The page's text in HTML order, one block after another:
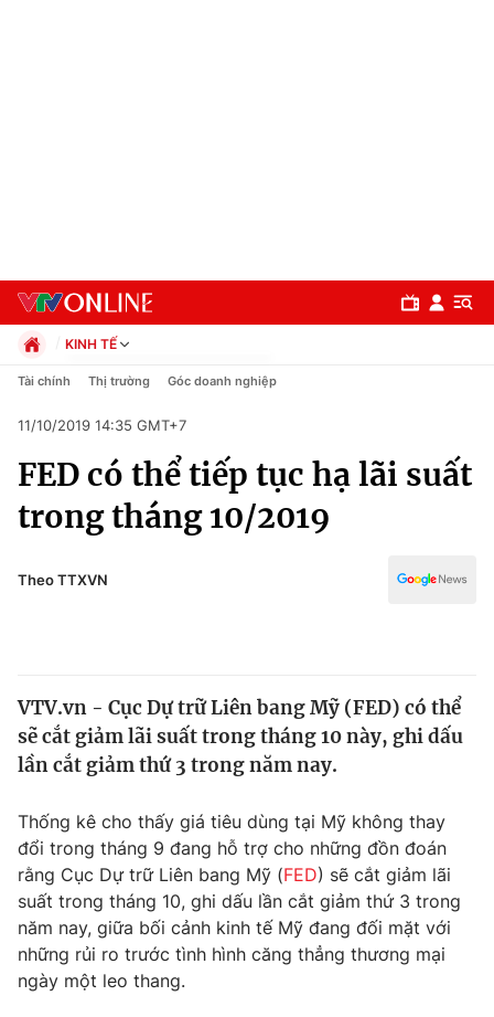
Chuyên mục
Chính trị
Thế giới
Thế giới đó đây
Câu chuyện quốc tế
Kinh tế
Tài chính
Thị trường
Góc doanh nghiệp
Dữ liệu và đời sống
Truyền hình
Phim VTV
KINH TẾ
Chính trị
Pháp luật
Kinh tế
Thể thao
Truyền hình
Y tế
Tài chính Thị trường Góc doanh nghiệp
11/10/2019 14:35 GMT+7
FED có thể tiếp tục hạ lãi suất
trong tháng 10/2019
Theo TTXVN
VTV.vn - Cục Dự trữ Liên bang Mỹ (FED) có thể
sẽ cắt giảm lãi suất trong tháng 10 này, ghi dấu
lần cắt giảm thứ 3 trong năm nay.
Thống kê cho thấy giá tiêu dùng tại Mỹ không thay
đổi trong tháng 9 đang hỗ trợ cho những đồn đoán
rằng Cục Dự trữ Liên bang Mỹ (FED) sẽ cắt giảm lãi
suất trong tháng 10, ghi dấu lần cắt giảm thứ 3 trong
năm nay, giữa bối cảnh kinh tế Mỹ đang đối mặt với
những rủi ro trước tình hình căng thẳng thương mại
ngày một leo thang.